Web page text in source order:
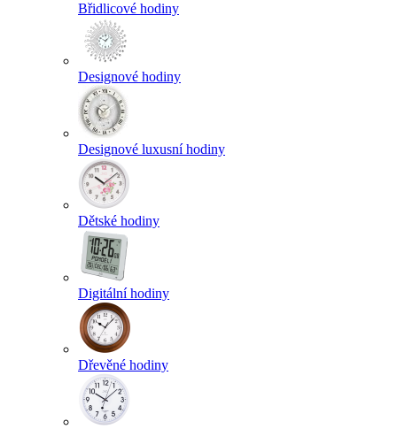
Břidlicové hodiny
Designové hodiny
Designové luxusní hodiny
Dětské hodiny
Digitální hodiny
Dřevěné hodiny